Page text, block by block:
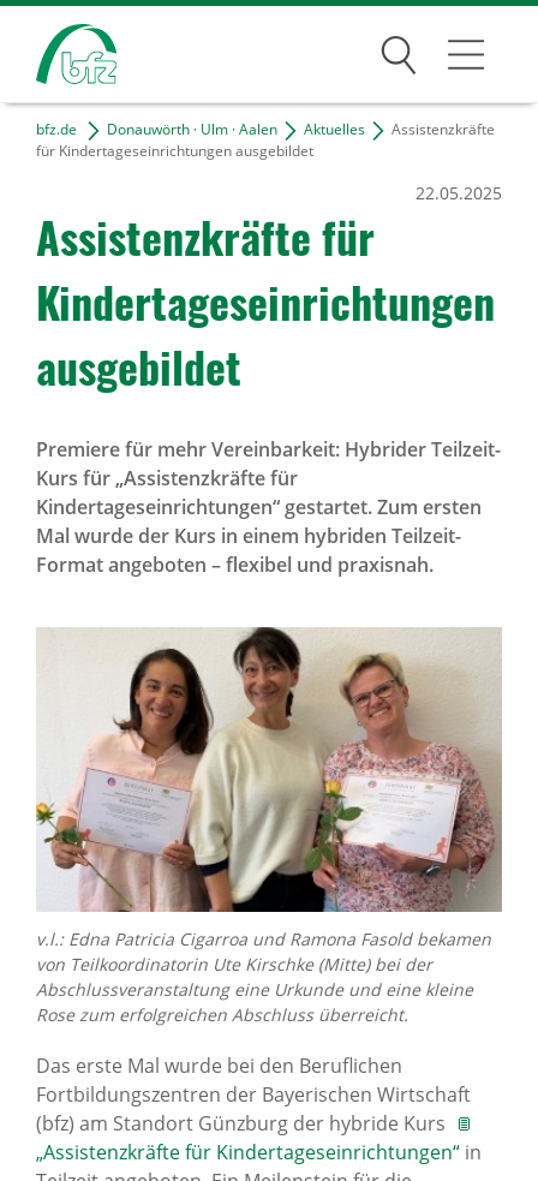
Suchen
D · U · A
Kontakt & Anfahrt
Projekte
Freie Tätigkeiten
Bildungsangebote
Für Unternehmen
Karriere
Über uns
Standorte
Presse
News Archiv
bfz.de Donauwörth · Ulm · Aalen Aktuelles
Assistenzkräfte
für Kindertageseinrichtungen ausgebildet
Assis­tenz­kräfte für
Kinder­ta­ges­ein­rich­tungen
ausge­bildet
22.05.2025
Premiere für mehr Vereinbarkeit: Hybrider Teilzeit-
Kurs für „Assistenzkräfte für
Kindertageseinrichtungen“ gestartet. Zum ersten
Mal wurde der Kurs in einem hybriden Teilzeit-
Format angeboten – flexibel und praxisnah.
v.l.: Edna Patricia Cigarroa und Ramona Fasold bekamen
von Teilkoordinatorin Ute Kirschke (Mitte) bei der
Abschlussveranstaltung eine Urkunde und eine kleine
Rose zum erfolgreichen Abschluss überreicht.
Das erste Mal wurde bei den Beruflichen
Fortbildungszentren der Bayerischen Wirtschaft
(bfz) am Standort Günzburg der hybride Kurs
„Assistenzkräfte für Kindertageseinrichtungen“ in